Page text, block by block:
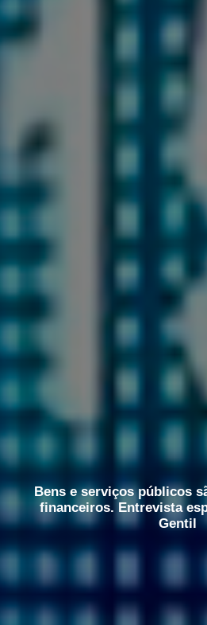
Bens e serviços públicos
financeiros. Entrevista
Gentil